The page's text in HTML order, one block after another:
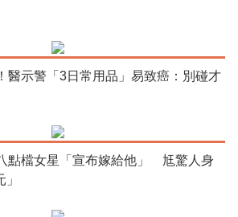
醫示警「3日常用品」易致癌：別碰才
點檔女星「宣布嫁給他」 尪驚人身